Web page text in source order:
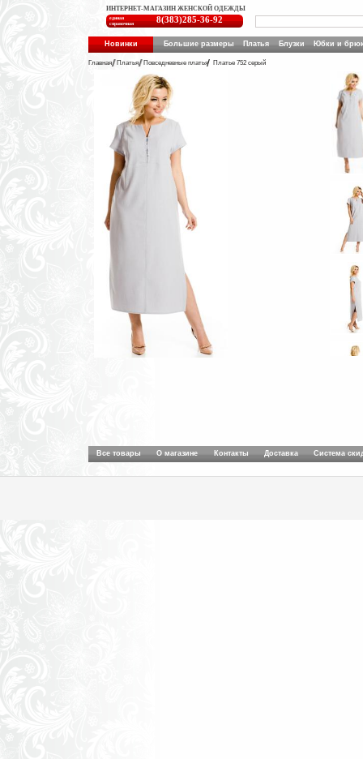
ИНТЕРНЕТ-МАГАЗИН ЖЕНСКОЙ ОДЕЖДЫ
единая
справочная
8(383)285-36-92
Новинки Большие размеры Платья Блузки Юбки и
Главная Платья Повседневные платья Платье 752 серый
Все товары О магазине Контакты Доставка Система